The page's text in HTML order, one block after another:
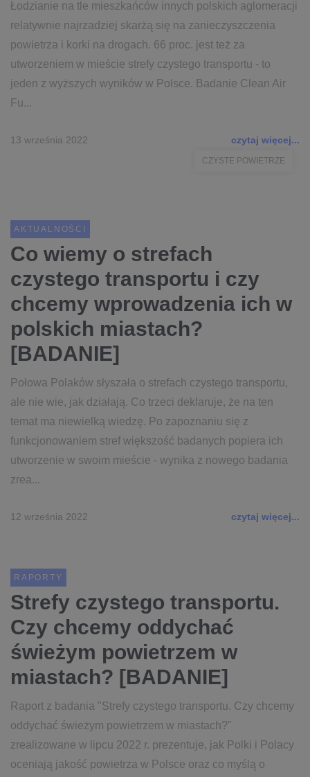
Łodzianie na tle mieszkańców innych polskich aglomeracji
relatywnie najrzadziej skarżą się na zanieczyszczenia
powietrza i korki na drogach. 66 proc. jest też za
utworzeniem w mieście strefy czystego transportu - to
jeden z wyższych wyników w Polsce. Badanie Clean Air
Fu...
13 września 2022 czytaj więcej...
CZYSTE POWIETRZE
AKTUALNOŚCI
Co wiemy o strefach
czystego transportu i czy
chcemy wprowadzenia ich w
polskich miastach?
[BADANIE]
Połowa Polaków słyszała o strefach czystego transportu,
ale nie wie, jak działają. Co trzeci deklaruje, że na ten
temat ma niewielką wiedzę. Po zapoznaniu się z
funkcjonowaniem stref większość badanych popiera ich
utworzenie w swoim mieście - wynika z nowego badania
zrea...
12 września 2022 czytaj więcej...
RAPORTY
Strefy czystego transportu.
Czy chcemy oddychać
świeżym powietrzem w
miastach? [BADANIE]
Raport z badania "Strefy czystego transportu. Czy chcemy
oddychać świeżym powietrzem w miastach?"
zrealizowane w lipcu 2022 r. prezentuje, jak Polki i Polacy
oceniają jakość powietrza w Polsce oraz co myślą o